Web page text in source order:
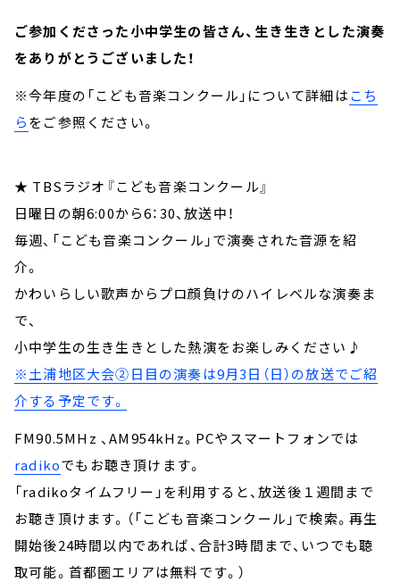
ご参加くださった小中学生の皆さん、生き生きとした演奏
をありがとうございました！
※今年度の「こども音楽コンクール」について詳細はこち
らをご参照ください。
★ TBSラジオ『こども音楽コンクール』
日曜日の朝6:00から6：30、放送中！
毎週、「こども音楽コンクール」で演奏された音源を紹
介。
かわいらしい歌声からプロ顔負けのハイレベルな演奏ま
で、
小中学生の生き生きとした熱演をお楽しみください♪
※土浦地区大会②日目の演奏は9月3日（日）の放送でご紹
介する予定です。
FM90.5MHz 、AM954kHz。PCやスマートフォンでは
radikoでもお聴き頂けます。
「radikoタイムフリー」を利用すると、放送後１週間まで
お聴き頂けます。（「こども音楽コンクール」で検索。再生
開始後24時間以内であれば、合計3時間まで、いつでも聴
取可能。首都圏エリアは無料です。）